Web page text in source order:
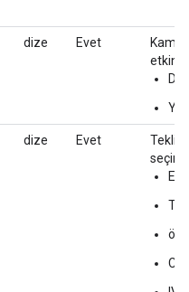
dize Evet
dize Evet
Teklifi
seçin: